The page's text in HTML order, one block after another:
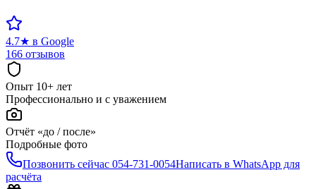
4.7★ в Google
166 отзывов
Опыт 10+ лет
Профессионально и с уважением
Отчёт «до / после»
Подробные фото
Позвонить сейчас 054-731-0054Написать в WhatsApp для
расчёта